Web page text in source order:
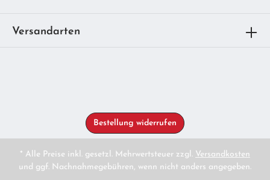
Versandarten
Bestellung widerrufen
* Alle Preise inkl. gesetzl. Mehrwertsteuer zzgl. Versandkosten
und ggf. Nachnahmegebühren, wenn nicht anders angegeben.